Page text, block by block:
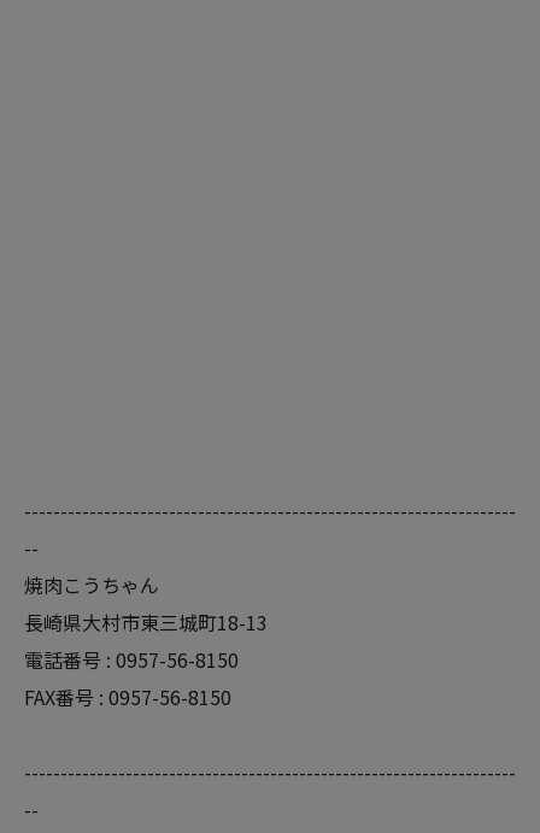
--------------------------------------------------------------------
--
焼肉こうちゃん
長崎県大村市東三城町18-13
電話番号 : 0957-56-8150
FAX番号 : 0957-56-8150
--------------------------------------------------------------------
--